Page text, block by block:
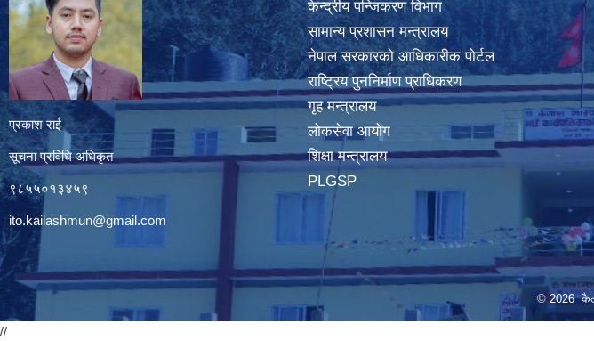
प्रकाश राई
सूचना प्रविधि अधिकृत
९८५५०१३४५९
ito.kailashmun@gmail.com
केन्द्रीय पन्जिकरण विभाग
सामान्य प्रशासन मन्त्रालय
नेपाल सरकारको आधिकारीक पोर्टल
राष्ट्रिय पुननिर्माण प्राधिकरण
गृह मन्त्रालय
लोकसेवा आयोग
शिक्षा मन्त्रालय
PLGSP
© 2026
//